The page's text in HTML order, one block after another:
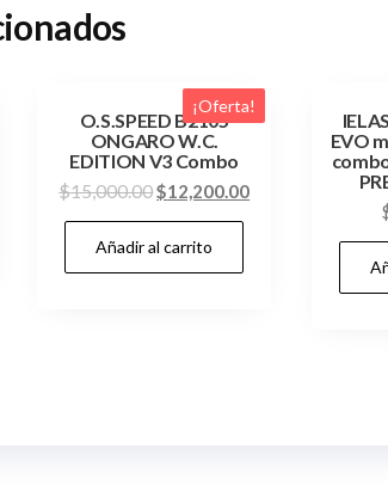
¡Oferta!
O.S.SPEED B2105
ONGARO W.C.
EDITION V3 Combo
$15,000.00El
precio
original
era:
$12,200.00El
Añadir al carrito
EVO